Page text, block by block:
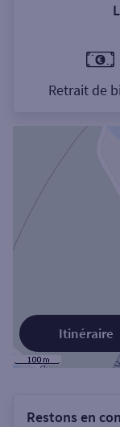
Retrait de
Itinéraire
Restons en